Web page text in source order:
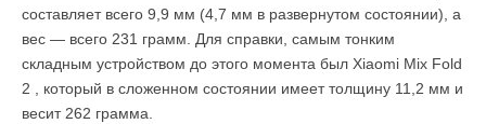
составляет всего 9,9 мм (4,7 мм в развернутом состоянии), а
вес — всего 231 грамм. Для справки, самым тонким
складным устройством до этого момента был Xiaomi Mix Fold
2 , который в сложенном состоянии имеет толщину 11,2 мм и
весит 262 грамма.